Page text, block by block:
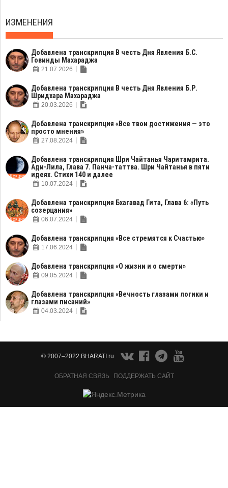
ИЗМЕНЕНИЯ
Добавлена транскрипция В честь Дня Явления Б.С.
Говинды Махараджа
21.07.2026
Добавлена транскрипция В честь Дня Явления Б.Р.
Шридхара Махараджа
20.03.2026
Добавлена транскрипция «Все твои достижения — это
просто мнения»
27.08.2024
Добавлена транскрипция Шри Чайтанья Чаритамрита.
Ади-Лила, Глава 7. Панча-таттва. Шри Чайтанья в пяти
идеях. Стихи 140 и далее
10.07.2024
Добавлена транскрипция Бхагавад Гита, Глава 6: «Путь
созерцания»
06.07.2024
Добавлена транскрипция «Все стремятся к Счастью»
17.06.2024
Добавлена транскрипция «О жизни и о смерти»
09.05.2024
Добавлена транскрипция «Вечность глазами логики и
глазами писаний»
04.03.2024
© 2007–2022 BHARATI.ru
ОБРАТНАЯ СВЯЗЬ ПОДДЕРЖАТЬ САЙТ